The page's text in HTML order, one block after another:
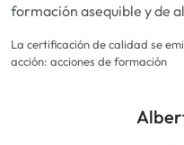
formación asequible y de
La certificación de calidad se
acción: acciones de formación